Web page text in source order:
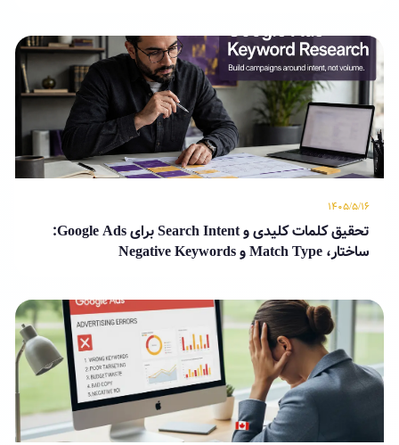
۱۴۰۵/۵/۱۶
تحقیق کلمات کلیدی و Search Intent برای Google Ads:
ساختار، Match Type و Negative Keywords